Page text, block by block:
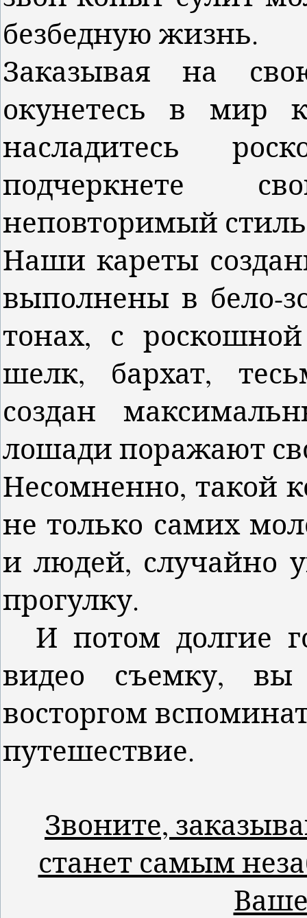
безбедную жизнь.
Заказывая на
окунетесь в мир
насладитесь
подчеркнете
неповторимый стиль
Наши кареты
выполнены в бело-
тонах, с
шелк, бархат,
создан
лошади поражают
Несомненно, такой
не только самих
и людей, случайно
прогулку.
И потом долгие
видео съемку,
восторгом
путешествие.
Звоните,
станет самым